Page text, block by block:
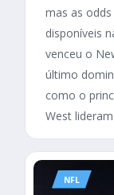
mas as
disponíveis
venceu o
último
como o
West
NFL